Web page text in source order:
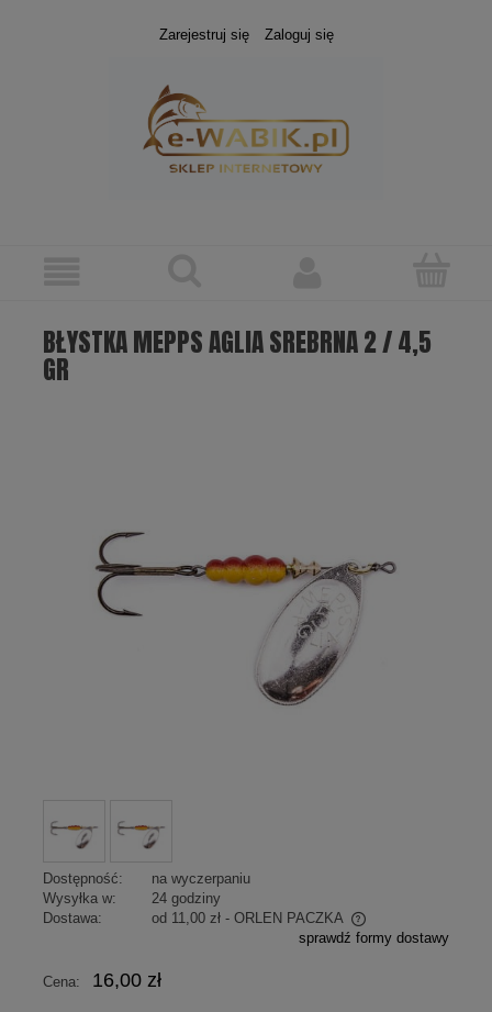
Zarejestruj się Zaloguj się
BŁYSTKA MEPPS AGLIA SREBRNA 2 / 4,5
GR
Dostępność:
na wyczerpaniu
Wysyłka w:
24 godziny
Dostawa:
od 11,00 zł - ORLEN PACZKA
Cena nie zawiera ewentualnych kosztów płatności
sprawdź formy dostawy
Cena: 16,00 zł